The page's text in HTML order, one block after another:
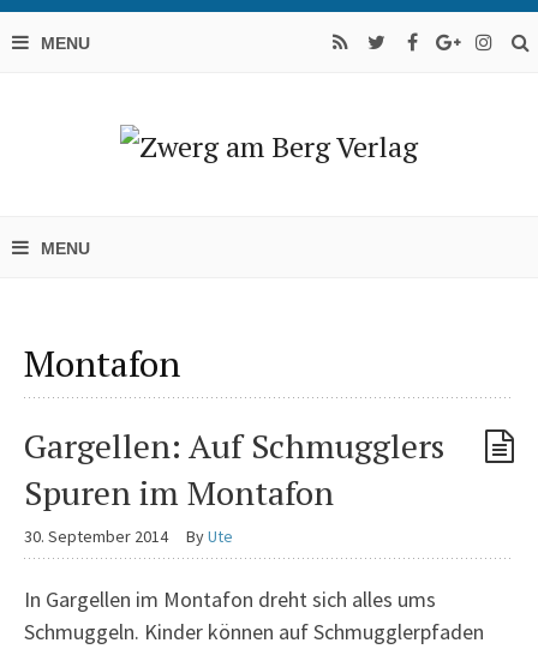
Montafon
Gargellen: Auf Schmugglers
Spuren im Montafon
30. September 2014 ByUte
In Gargellen im Montafon dreht sich alles ums
Schmuggeln. Kinder können auf Schmugglerpfaden